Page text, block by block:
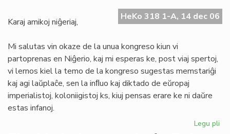
de
HeKo 318 1-A, 14 dec 06
Karaj amikoj niĝeriaj,
Mi salutas vin okaze de la unua kongreso kiun vi
partoprenas en Niĝerio, kaj mi esperas ke, post viaj spertoj,
vi lernos kiel la temo de la kongreso sugestas memstariĝi
kaj agi laŭplaĉe, sen la inﬂuo kaj diktado de eŭropaj
imperialistoj, koloniigistoj ks, kiuj pensas erare ke ni daŭre
estas infanoj.
Legu pli